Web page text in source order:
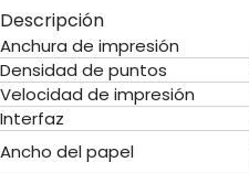
Descripción
Anchura de impresión
Densidad de puntos
Velocidad de impresión
Interfaz
Ancho del papel